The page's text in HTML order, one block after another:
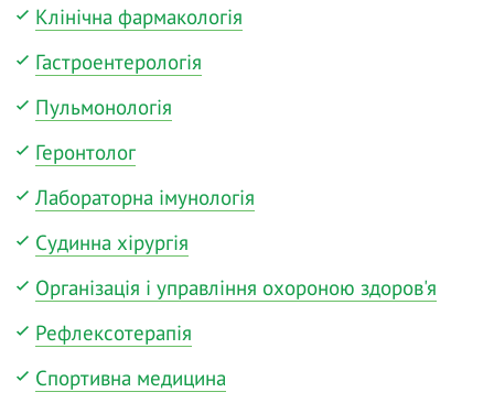
Клінічна фармакологія
Гастроентерологія
Пульмонологія
Геронтолог
Лабораторна імунологія
Судинна хірургія
Організація і управління охороною здоров'я
Рефлексотерапія
Спортивна медицина